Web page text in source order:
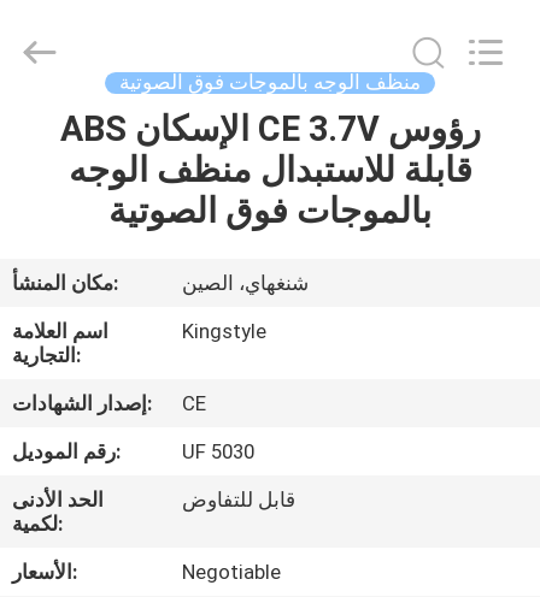
معلومات
عنا
جولة
في
المعمل
رقابة
واحد
3.7
فولت
rechargeablehairdryers.com.
All
Reserved.
Developed
منظف ​​الوجه بالموجات فوق الصوتية
ABS الإسكان CE 3.7V رؤوس
قابلة للاستبدال منظف الوجه
بالموجات فوق الصوتية
مكان المنشأ:
شنغهاي، الصين
اسم العلامة
التجارية:
Kingstyle
إصدار الشهادات:
CE
رقم الموديل:
UF 5030
الحد الأدنى
لكمية:
قابل للتفاوض
الأسعار:
Negotiable